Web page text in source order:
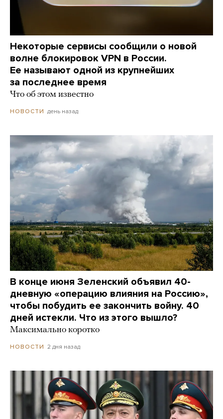
Некоторые сервисы сообщили о новой
волне блокировок VPN в России.
Ее называют одной из крупнейших
за последнее время
Что об этом известно
НОВОСТИ день назад
В конце июня Зеленский объявил 40-
дневную «операцию влияния на Россию»,
чтобы побудить ее закончить войну. 40
дней истекли. Что из этого вышло?
Максимально коротко
НОВОСТИ 2 дня назад